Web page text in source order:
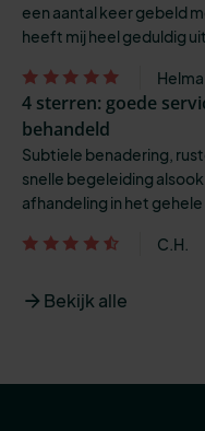
een aantal keer gebeld
heeft mij heel geduldig
Helma
4 sterren: goede
behandeld
Subtiele benadering,
snelle begeleiding
afhandeling in het gehele
C.H.
Bekijk alle